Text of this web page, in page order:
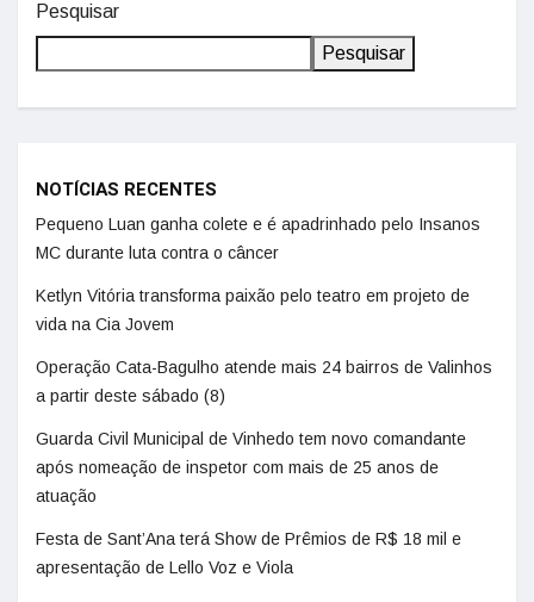
Pesquisar
Pesquisar
NOTÍCIAS RECENTES
Pequeno Luan ganha colete e é apadrinhado pelo Insanos
MC durante luta contra o câncer
Ketlyn Vitória transforma paixão pelo teatro em projeto de
vida na Cia Jovem
Operação Cata-Bagulho atende mais 24 bairros de Valinhos
a partir deste sábado (8)
Guarda Civil Municipal de Vinhedo tem novo comandante
após nomeação de inspetor com mais de 25 anos de
atuação
Festa de Sant’Ana terá Show de Prêmios de R$ 18 mil e
apresentação de Lello Voz e Viola